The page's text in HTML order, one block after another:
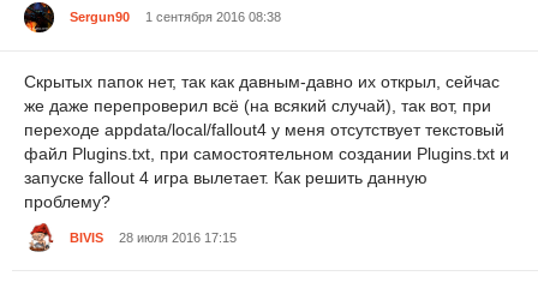
Sergun90 1 сентября 2016 08:38
Скрытых папок нет, так как давным-давно их открыл, сейчас
же даже перепроверил всё (на всякий случай), так вот, при
переходе appdata/local/fallout4 у меня отсутствует текстовый
файл Plugins.txt, при самостоятельном создании Plugins.txt и
запуске fallout 4 игра вылетает. Как решить данную
проблему?
BIVIS 28 июля 2016 17:15